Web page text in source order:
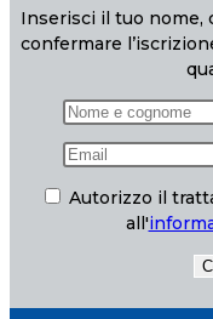
Inserisci il tuo nome,
confermare
Autorizzo il
all'